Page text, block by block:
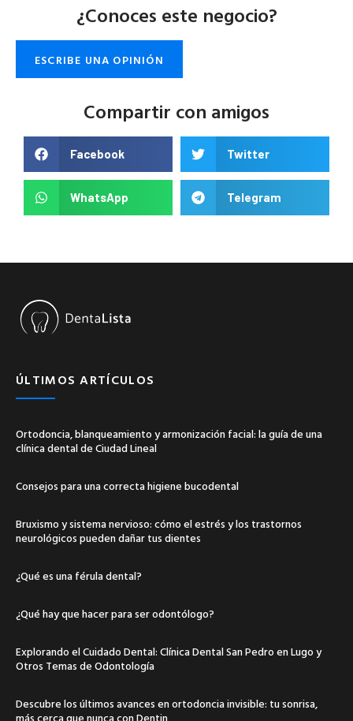
¿Conoces este negocio?
ESCRIBE UNA OPINIÓN
Compartir con amigos
Facebook Twitter
WhatsApp Telegram
ÚLTIMOS ARTÍCULOS
Ortodoncia, blanqueamiento y armonización facial: la guía de una
clínica dental de Ciudad Lineal
Consejos para una correcta higiene bucodental
Bruxismo y sistema nervioso: cómo el estrés y los trastornos
neurológicos pueden dañar tus dientes
¿Qué es una férula dental?
¿Qué hay que hacer para ser odontólogo?
Explorando el Cuidado Dental: Clínica Dental San Pedro en Lugo y
Otros Temas de Odontología
Descubre los últimos avances en ortodoncia invisible: tu sonrisa,
más cerca que nunca con Dentin